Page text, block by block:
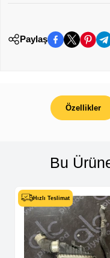
Paylaş
Özellikler
Bu
Hızlı Teslimat